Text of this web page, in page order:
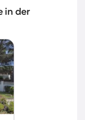
in der